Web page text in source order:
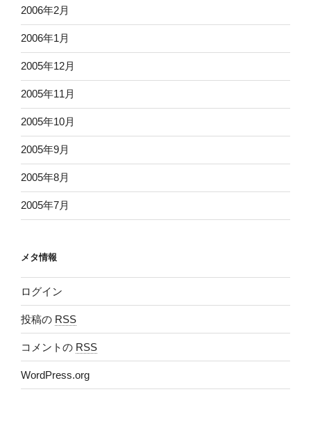
2006年2月
2006年1月
2005年12月
2005年11月
2005年10月
2005年9月
2005年8月
2005年7月
メタ情報
ログイン
投稿の RSS
コメントの RSS
WordPress.org